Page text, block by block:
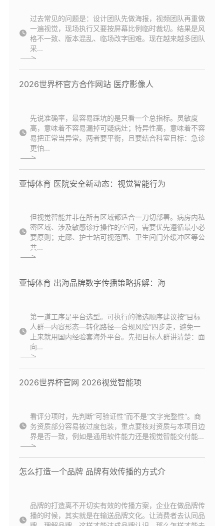
过去常见的问题是：设计团队先做海报，视频团队再重做
一遍视觉，现场执行又要按屏幕比例临时裁切。结果是风
格不一致、版本混乱、临场改字困难。现在越来越多团队
采...
2026世界杯官方合作网站 医疗影像人
先说准确率，最容易踩坑的是只看一个总指标。灵敏度
高，意味着不容易漏掉可疑病灶；特异性高，意味着不容
易把正常当异常。两者要平衡，且要结合科室目标：急诊
更怕...
亚博体育 医院安全新动态：视觉智能行为
但视觉智能并非在所有区域都适合一刀切部署。病房内私
密区域、涉及敏感诊疗操作的空间，需要优先遵循最小必
要原则；走廊、护士站可视范围、卫生间门外缓冲区等公
共...
亚博体育 出海品牌数字传播策略拆解：海
第一道工序是平台选型。可执行的筛选顺序建议按“目标
人群—内容形态—转化路径—合规风险”四步走，避免一
上来就用国内经验套海外平台。先把目标人群讲清楚：面
向...
2026世界杯官网 2026视觉智能项
看评分项时，先判断“可验证性”而不是“文字完整性”。商
务资质部分容易被过度包装，重点要核对资质与本项目边
界是否一致，例如是通用软件能力还是视觉智能交付能...
怎么打造一个品牌 品牌有效传播的方式介
品牌的打造离不开切实有效的传播方案，企业在做品牌传
播的时候，其实就是在输送品牌文化。让消费者去认同品